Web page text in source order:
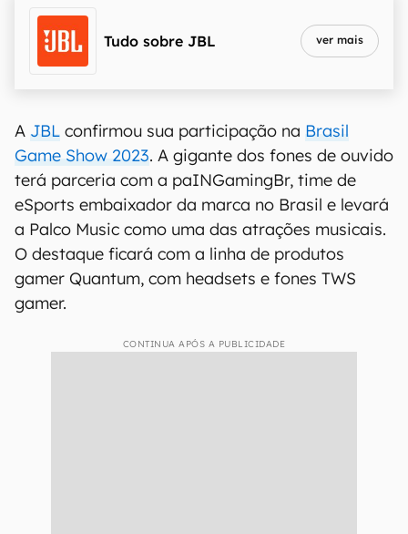
Tudo sobre JBL ver mais
A JBL confirmou sua participação na Brasil
Game Show 2023. A gigante dos fones de ouvido
terá parceria com a paINGamingBr, time de
eSports embaixador da marca no Brasil e levará
a Palco Music como uma das atrações musicais.
O destaque ficará com a linha de produtos
gamer Quantum, com headsets e fones TWS
gamer.
CONTINUA APÓS A PUBLICIDADE